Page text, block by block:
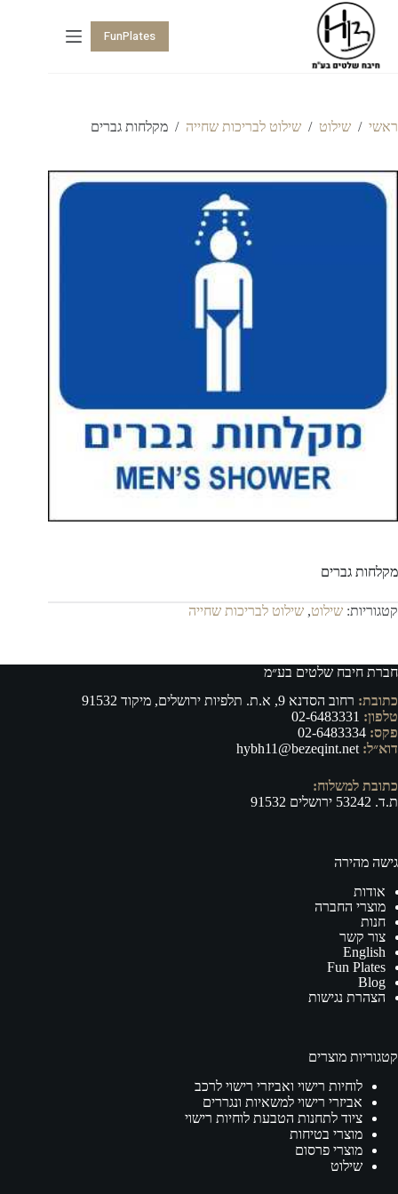
FunPlates
ראשי / שילוט / שילוט לבריכות שחייה / מקלחות גברים
מקלחות גברים
קטגוריות: שילוט, שילוט לבריכות שחייה
חברת חיבח שלטים בע״מ
כתובת: רחוב הסדנא 9, א.ת. תלפיות ירושלים, מיקוד 91532
טלפון: 02-6483331
פקס:
דוא״ל: hybh11@bezeqint.net
כתובת למשלוח:
ת.ד. 53242 ירושלים 91532
גישה מהירה
אודות
מוצרי החברה
חנות
צור קשר
English
Fun Plates
Blog
הצהרת נגישות
קטגוריות מוצרים
לוחיות רישוי ואביזרי רישוי לרכב
אביזרי רישוי למשאיות ונגררים
ציוד לתחנות הטבעת לוחיות רישוי
מוצרי בטיחות
מוצרי פרסום
שילוט